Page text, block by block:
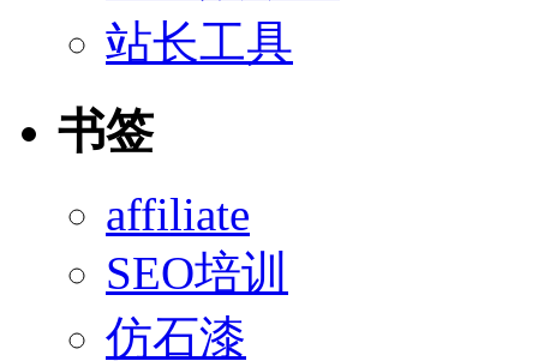
站长工具
书签
affiliate
SEO培训
仿石漆